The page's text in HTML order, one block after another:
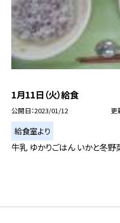
1月11日（火）給食
公開日 2023/01/12 更
給食室より
牛乳 ゆかりごはん いかと冬